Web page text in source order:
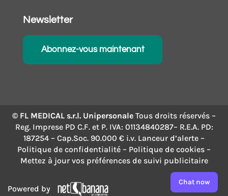
Newsletter
Abonnez-vous maintenant
© FL MEDICAL s.r.l. Unipersonale Tous droits réservés –
Reg. Imprese PD C.F. et P. IVA: 01134840287– R.E.A. PD:
187254 – Cap.Soc. 90.000 € i.v. Lanceur d’alerte –
Politique de confidentialité – Politique de cookies –
Mettez à jour vos préférences de suivi publicitaire
Powered by
Chat now